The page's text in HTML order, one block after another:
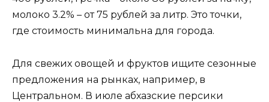
молоко 3.2% – от 75 рублей за литр. Это точки,
где стоимость минимальна для города.
Для свежих овощей и фруктов ищите сезонные
предложения на рынках, например, в
Центральном. В июле абхазские персики